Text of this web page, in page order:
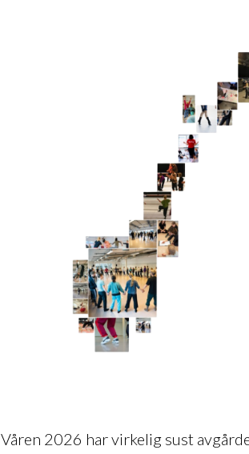
Våren 2026 har virkelig sust